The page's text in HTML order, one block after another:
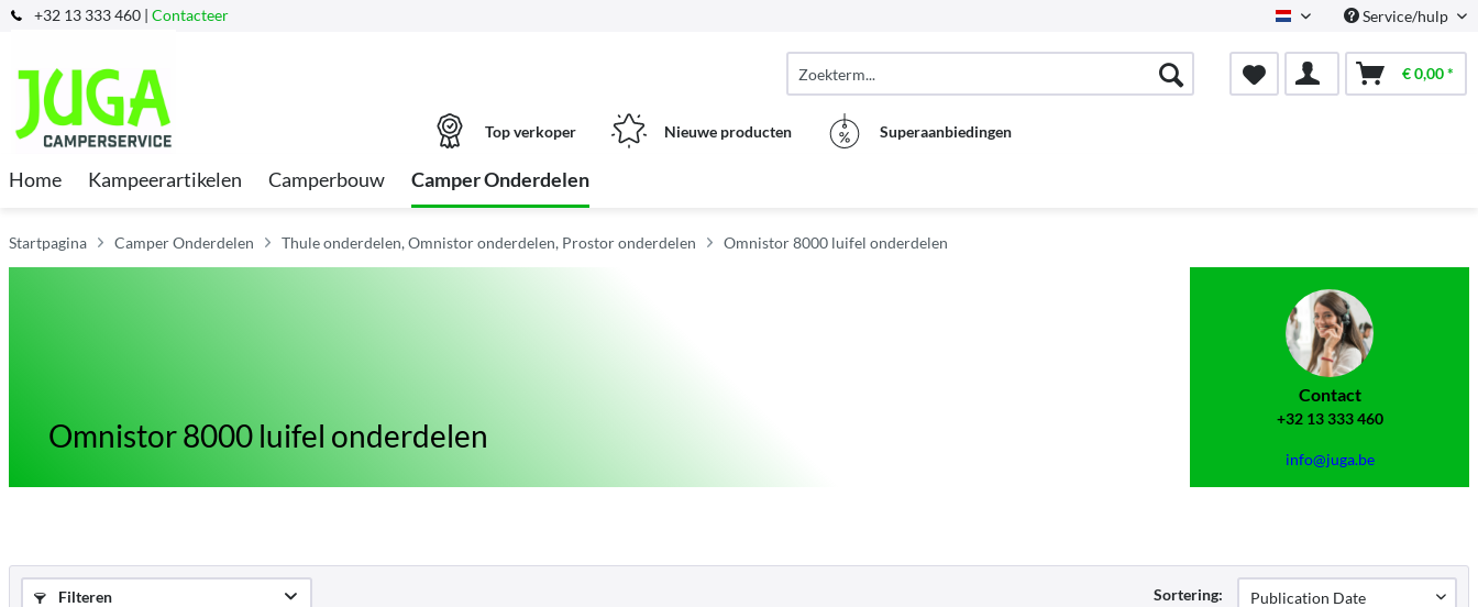
+32 13 333 460 | Contacteer Dutch Service/hulp
€ 0,00 *
Top verkoper Nieuwe producten Superaanbiedingen
Home Kampeerartikelen Camperbouw Camper Onderdelen
Startpagina Camper Onderdelen Thule onderdelen, Omnistor onderdelen, Prostor onderdelen Omnistor 8000 luifel onderdelen
Omnistor 8000 luifel onderdelen
Contact
+32 13 333 460
info@juga.be
Filteren Sortering: